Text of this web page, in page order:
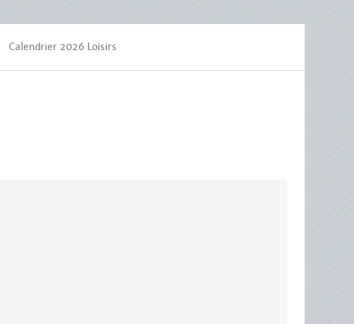
Calendrier 2026 Loisirs